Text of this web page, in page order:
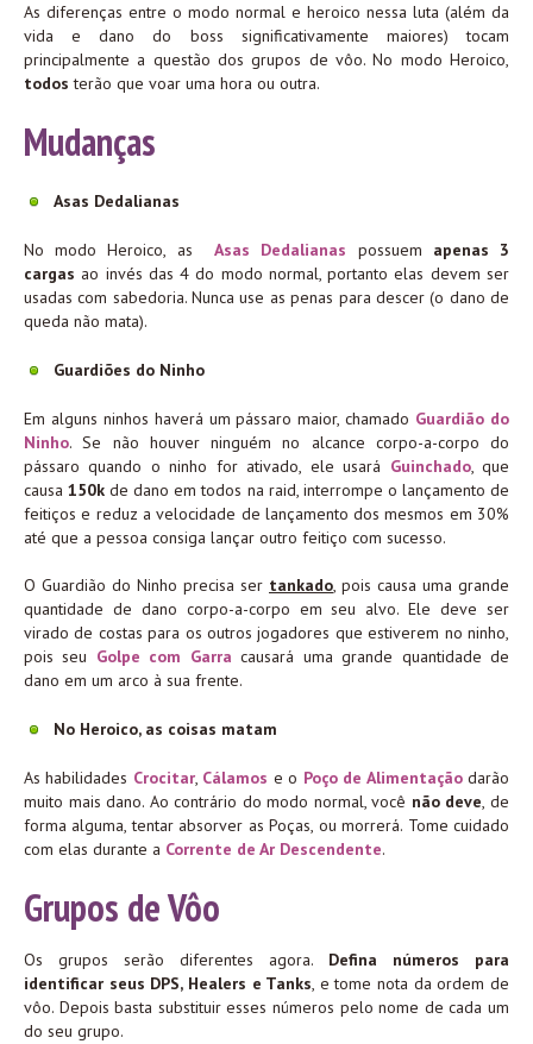
As diferenças entre o modo normal e heroico nessa luta (além da
vida e dano do boss significativamente maiores) tocam
principalmente a questão dos grupos de vôo. No modo Heroico,
todos terão que voar uma hora ou outra.
Mudanças
Asas Dedalianas
No modo Heroico, asAsas Dedalianas possuem apenas
3
cargas ao invés das 4 do modo normal, portanto elas devem ser
usadas com sabedoria. Nunca use as penas para descer (o dano de
queda não mata).
Guardiões do Ninho
Em alguns ninhos haverá um pássaro maior, chamado Guardião do
Ninho. Se não houver ninguém no alcance corpo-a-corpo do
pássaro quando o ninho for ativado, ele usará Guinchado, que
causa150k de dano em todos na raid, interrompe o lançamento de
feitiços e reduz a velocidade de lançamento dos mesmos em 30%
até que a pessoa consiga lançar outro feitiço com sucesso.
O Guardião do Ninho precisa ser tankado, pois causa uma grande
quantidade de dano corpo-a-corpo em seu alvo. Ele deve ser
virado de costas para os outros jogadores que estiverem no ninho,
pois seu Golpe com Garra causará uma grande quantidade de
dano em um arco à sua frente.
No Heroico, as coisas matam
As habilidades Crocitar, Cálamos e o Poço de Alimentaçãodarão
muito mais dano. Ao contrário do modo normal, você não deve, de
forma alguma, tentar absorver as Poças, ou morrerá. Tome cuidado
com elas durante a Corrente de Ar Descendente.
Grupos de Vôo
Os grupos serão diferentes agora. Defina números para
identificar seus DPS, Healers e Tanks, e tome nota da ordem de
vôo. Depois basta substituir esses números pelo nome de cada um
do seu grupo.